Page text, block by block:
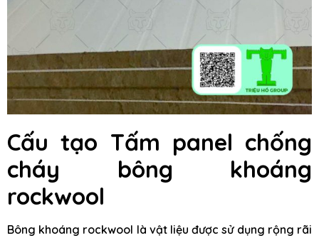
Cấu tạo Tấm panel chống
cháy bông khoáng
rockwool
Bông khoáng rockwool là vật liệu được sử dụng rộng rãi